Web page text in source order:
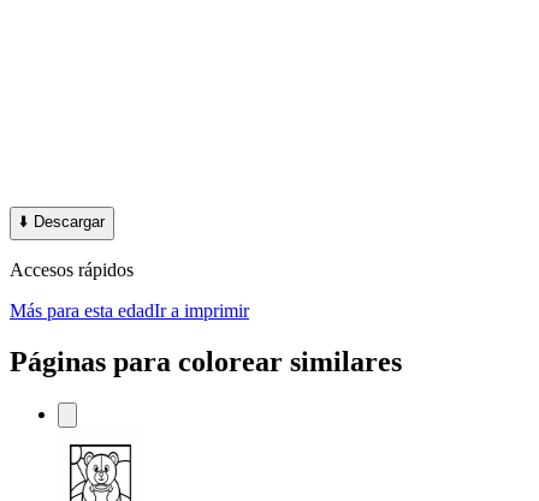
⬇️ Descargar
Accesos rápidos
Más para esta edadIr a imprimir
Páginas para colorear similares